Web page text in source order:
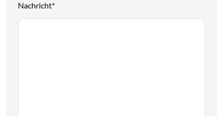
Nachricht*